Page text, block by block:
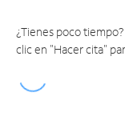
¿Tienes poco
clic en "Hacer cita"